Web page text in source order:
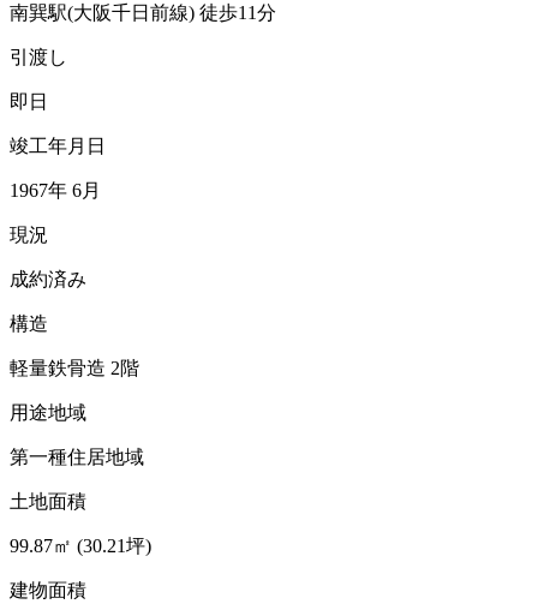
南巽駅(大阪千日前線) 徒歩11分
引渡し
即日
竣工年月日
1967年 6月
現況
成約済み
構造
軽量鉄骨造 2階
用途地域
第一種住居地域
土地面積
99.87㎡ (30.21坪)
建物面積